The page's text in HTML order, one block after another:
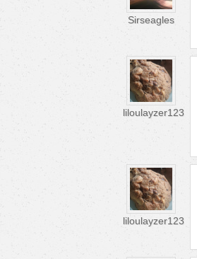
Sirseagles
liloulayzer123
liloulayzer123